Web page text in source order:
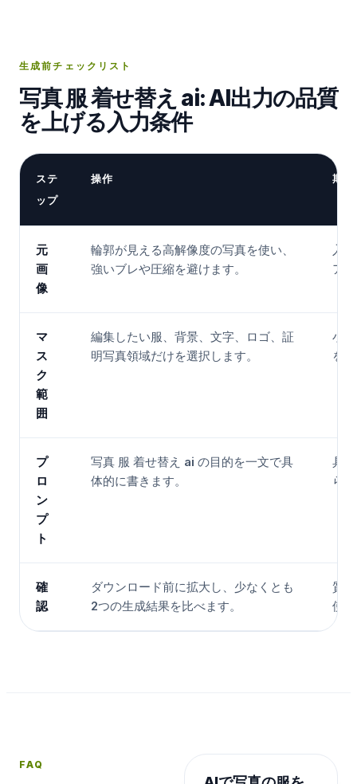
生成前チェックリスト
写真 服 着せ替え ai: AI出力の品質
を上げる入力条件
ステ
ップ
操作 期待
元
画
像
輪郭が見える高解像度の写真を使い、
強いブレや圧縮を避けます。
入
ア
マ
ス
ク
範
囲
編集したい服、背景、文字、ロゴ、証
明写真領域だけを選択します。
小
を
プ
ロ
ン
プ
ト
写真 服 着せ替え ai の目的を一文で具
体的に書きます。
具
ら
確
認
ダウンロード前に拡大し、少なくとも
2つの生成結果を比べます。
質
使
FAQ